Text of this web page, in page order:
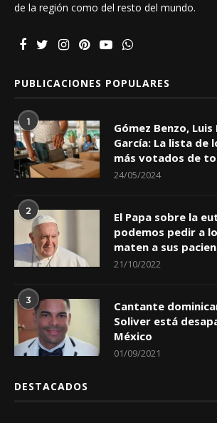
de la región como del resto del mundo.
PUBLICACIONES POPULARES
1
Gómez Benzo,
García: La lista de
más votados de
24/05/2024
2
El Papa sobre la
podemos pedir a
maten a sus
21/10/2022
3
Cantante
Soliver está
México
01/09/2021
DESTACADOS